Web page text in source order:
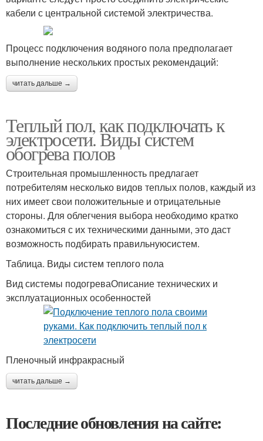
кабели с центральной системой электричества.
Процесс подключения водяного пола предполагает
выполнение нескольких простых рекомендаций:
читать дальше →
Теплый пол, как подключать к
электросети. Виды систем
обогрева полов
Строительная промышленность предлагает
потребителям несколько видов теплых полов, каждый из
них имеет свои положительные и отрицательные
стороны. Для облегчения выбора необходимо кратко
ознакомиться с их техническими данными, это даст
возможность подбирать правильнуюсистем.
Таблица. Виды систем теплого пола
Вид системы подогреваОписание технических и
эксплуатационных особенностей
Пленочный инфракрасный
читать дальше →
Последние обновления на сайте: